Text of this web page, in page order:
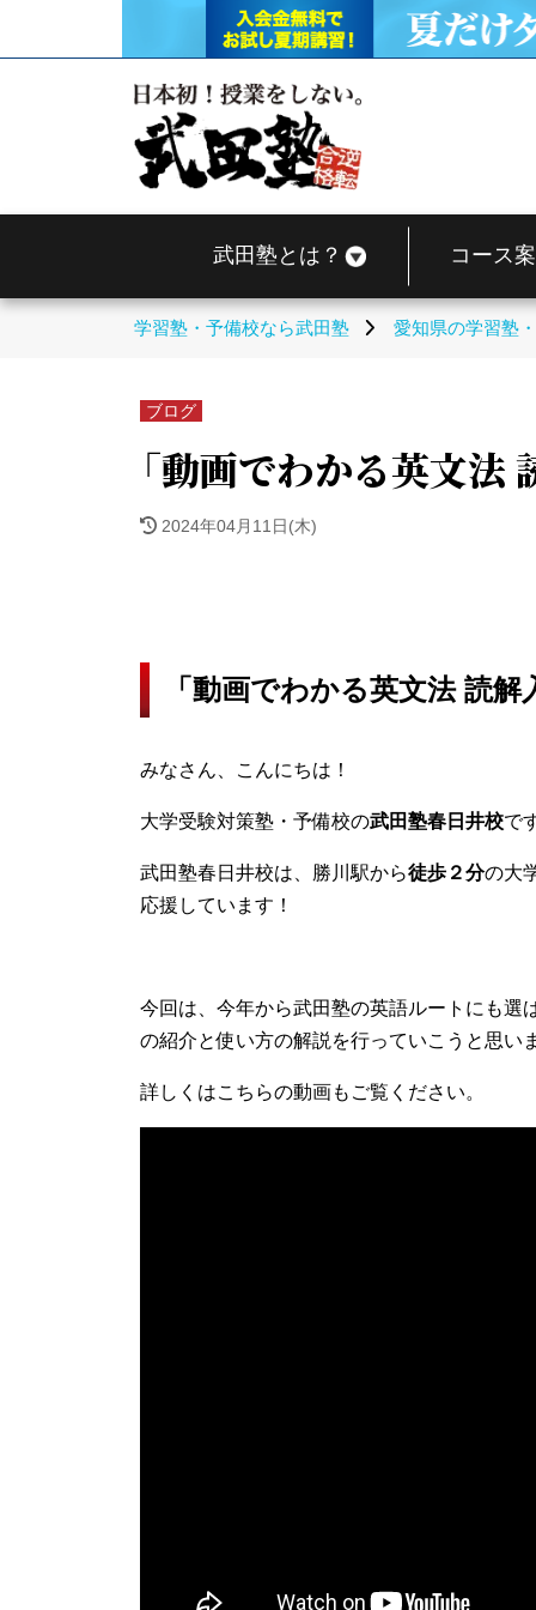
武田塾とは？ コース
学習塾・予備校なら武田塾 愛知県の学習塾
ブログ
「動画でわかる英文法
2024年04月11日(木)
「動画でわかる英文法 読
みなさん、こんにちは！
大学受験対策塾・予備校の武田塾春日井校で
武田塾春日井校は、勝川駅から徒歩２分の大
応援しています！
今回は、今年から武田塾の英語ルートにも選
の紹介と使い方の解説を行っていこうと思い
詳しくはこちらの動画もご覧ください。